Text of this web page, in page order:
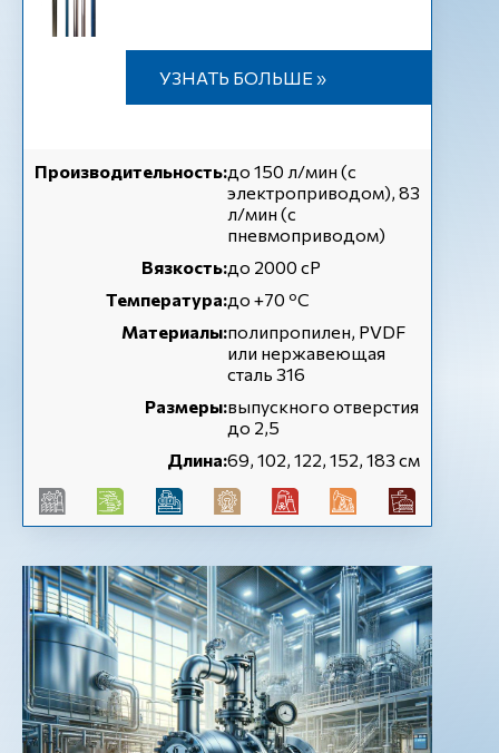
УЗНАТЬ БОЛЬШЕ »
Производительность:до 150 л/мин (с
электроприводом), 83
л/мин (с
пневмоприводом)
Вязкость:до 2000 сР
Температура:до +70 ºC
Материалы:полипропилен, PVDF
или нержавеющая
сталь 316
Размеры:выпускного отверстия
до 2,5
Длина:69, 102, 122, 152, 183 см